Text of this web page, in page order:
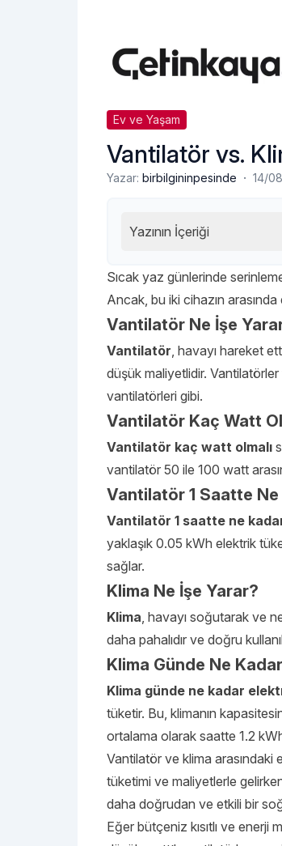
Ev ve Yaşam
Vantilatör vs.
Yazar: birbilgininpesinde · 14/
Yazının İçeriği
Sıcak yaz günlerinde
Ancak, bu iki cihazın arasında
Vantilatör Ne İşe
Vantilatör, havayı hareket
düşük maliyetlidir.
vantilatörleri gibi.
Vantilatör Kaç Watt
Vantilatör kaç watt olmalı
vantilatör 50 ile 100 watt
Vantilatör 1 Saatte
Vantilatör 1 saatte ne
yaklaşık 0.05 kWh elektrik
sağlar.
Klima Ne İşe Yarar?
Klima, havayı soğutarak ve
daha pahalıdır ve doğru
Klima Günde Ne
Klima günde ne kadar
tüketir. Bu, klimanın
ortalama olarak saatte 1.2
Vantilatör ve klima
tüketimi ve maliyetlerle
daha doğrudan ve etkili bir
Eğer bütçeniz kısıtlı ve enerji